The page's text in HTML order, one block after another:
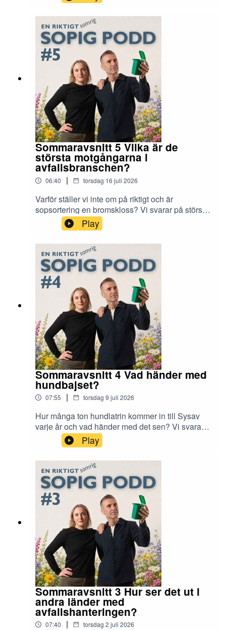
sorterar fel!En riktigt sopig podd produceras av
Sysav med miljöpedagogerna Ann Nerlund och
Rustan Nilsson.
Sommaravsnitt 5 Vilka är de
största motgångarna i
avfallsbranschen?
06:40 | torsdag 16 juli 2026
Varför ställer vi inte om på riktigt och är
sopsortering en bromskloss? Vi svarar på största
motgångarna i avfallsbranschen!En riktigt sopig
podd produceras av Sysav med
miljöpedagogerna Ann Nerlund och Rustan
Nilsson.
Play
Sommaravsnitt 4 Vad händer med
hundbajset?
07:55 | torsdag 9 juli 2026
Hur många ton hundlatrin kommer in till Sysav
varje år och vad händer med det sen? Vi svarar!
En riktigt sopig podd produceras av Sysav med
miljöpedagogerna Ann Nerlund och Rustan
Nilsson.
Play
Sommaravsnitt 3 Hur ser det ut i
andra länder med
avfallshanteringen?
07:40 | torsdag 2 juli 2026